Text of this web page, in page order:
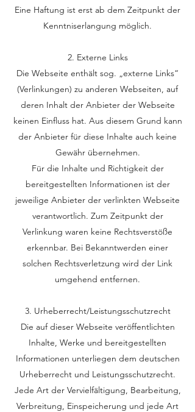
Eine Haftung ist erst ab dem Zeitpunkt der
Kenntniserlangung möglich.
2. Externe Links
Die Webseite enthält sog. „externe Links“
(Verlinkungen) zu anderen Webseiten, auf
deren Inhalt der Anbieter der Webseite
keinen Einfluss hat. Aus diesem Grund kann
der Anbieter für diese Inhalte auch keine
Gewähr übernehmen.
Für die Inhalte und Richtigkeit der
bereitgestellten Informationen ist der
jeweilige Anbieter der verlinkten Webseite
verantwortlich. Zum Zeitpunkt der
Verlinkung waren keine Rechtsverstöße
erkennbar. Bei Bekanntwerden einer
solchen Rechtsverletzung wird der Link
umgehend entfernen.
3. Urheberrecht/Leistungsschutzrecht
Die auf dieser Webseite veröffentlichten
Inhalte, Werke und bereitgestellten
Informationen unterliegen dem deutschen
Urheberrecht und Leistungsschutzrecht.
Jede Art der Vervielfältigung, Bearbeitung,
Verbreitung, Einspeicherung und jede Art